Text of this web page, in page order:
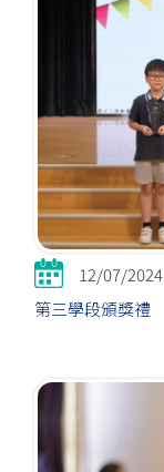
12/07/2024
第三學段頒獎禮